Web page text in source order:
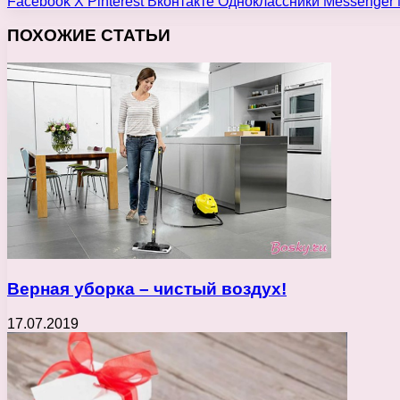
ПОХОЖИЕ СТАТЬИ
Верная уборка – чистый воздух!
17.07.2019